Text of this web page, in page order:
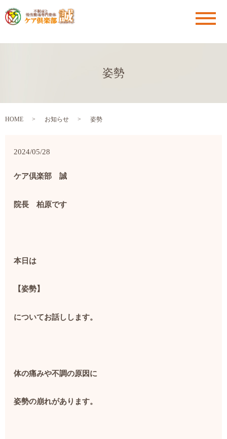
メ
姿勢
HOME お知らせ 姿勢
2024/05/28
ケア倶楽部 誠
院長 柏原です
本日は
【姿勢】
についてお話しします。
体の痛みや不調の原因に
姿勢の崩れがあります。